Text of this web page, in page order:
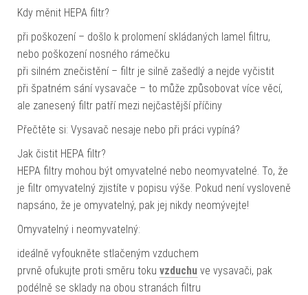
Kdy měnit HEPA filtr?
při poškození – došlo k prolomení skládaných lamel filtru,
nebo poškození nosného rámečku
při silném znečistění – filtr je silně zašedlý a nejde vyčistit
při špatném sání vysavače – to může způsobovat více věcí,
ale zanesený filtr patří mezi nejčastější příčiny
Přečtěte si: Vysavač nesaje nebo při práci vypíná?
Jak čistit HEPA filtr?
HEPA filtry mohou být omyvatelné nebo neomyvatelné. To, že
je filtr omyvatelný zjistíte v popisu výše. Pokud není vysloveně
napsáno, že je omyvatelný, pak jej nikdy neomývejte!
Omyvatelný i neomyvatelný:
ideálně vyfoukněte stlačeným vzduchem
prvně ofukujte proti směru toku vzduchu ve vysavači, pak
podélně se sklady na obou stranách filtru